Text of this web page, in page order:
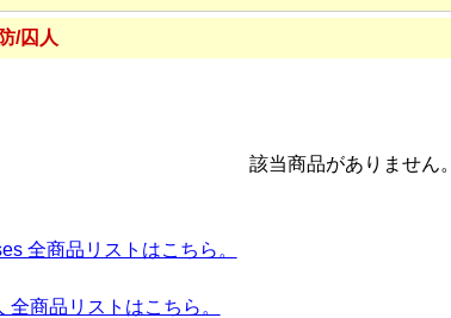
/囚人
該当商品がありません。
全商品リストはこちら。
全商品リストはこちら。